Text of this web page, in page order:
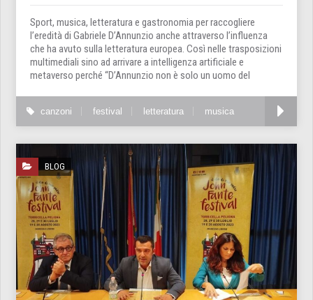
Sport, musica, letteratura e gastronomia per raccogliere
l’eredità di Gabriele D’Annunzio anche attraverso l’influenza
che ha avuto sulla letteratura europea. Così nelle trasposizioni
multimediali sino ad arrivare a intelligenza artificiale e
metaverso perché “D’Annunzio non è solo un uomo del
canzoni festival letteratura musica
BLOG